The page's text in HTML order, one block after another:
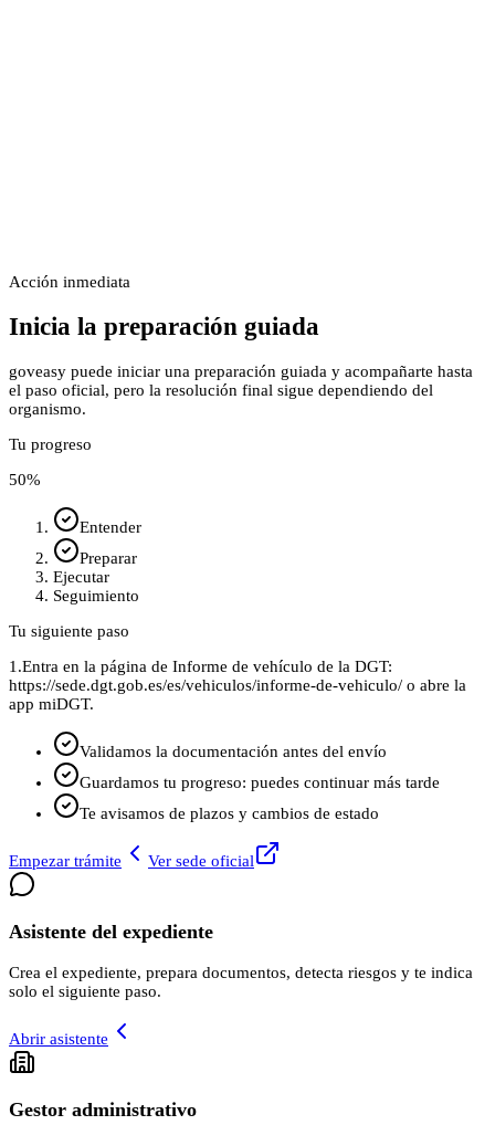
Acción inmediata
Inicia la preparación guiada
goveasy puede iniciar una preparación guiada y acompañarte hasta
el paso oficial, pero la resolución final sigue dependiendo del
organismo.
Tu progreso
50%
Entender
Preparar
Ejecutar
Seguimiento
Tu siguiente paso
1.Entra en la página de Informe de vehículo de la DGT:
https://sede.dgt.gob.es/es/vehiculos/informe-de-vehiculo/ o abre la
app miDGT.
Validamos la documentación antes del envío
Guardamos tu progreso: puedes continuar más tarde
Te avisamos de plazos y cambios de estado
Empezar trámite Ver sede oficial
Asistente del expediente
Crea el expediente, prepara documentos, detecta riesgos y te indica
solo el siguiente paso.
Abrir asistente
Gestor administrativo